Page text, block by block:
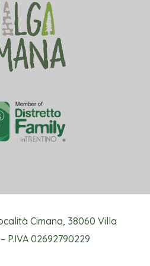
Cimana, 38060 Villa
P.IVA 02692790229